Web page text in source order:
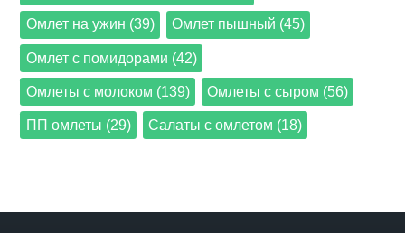
Омлет на ужин (39) Омлет пышный (45)
Омлет с помидорами (42)
Омлеты с молоком (139) Омлеты с сыром (56)
ПП омлеты (29) Салаты с омлетом (18)